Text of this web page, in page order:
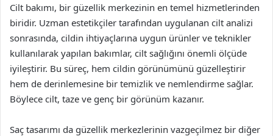
Cilt bakımı, bir güzellik merkezinin en temel hizmetlerinden
biridir. Uzman estetikçiler tarafından uygulanan cilt analizi
sonrasında, cildin ihtiyaçlarına uygun ürünler ve teknikler
kullanılarak yapılan bakımlar, cilt sağlığını önemli ölçüde
iyileştirir. Bu süreç, hem cildin görünümünü güzelleştirir
hem de derinlemesine bir temizlik ve nemlendirme sağlar.
Böylece cilt, taze ve genç bir görünüm kazanır.
Saç tasarımı da güzellik merkezlerinin vazgeçilmez bir diğer